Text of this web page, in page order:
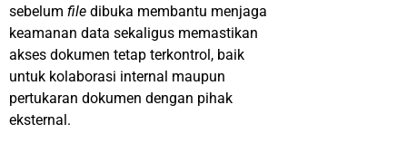
sebelum file dibuka membantu menjaga
keamanan data sekaligus memastikan
akses dokumen tetap terkontrol, baik
untuk kolaborasi internal maupun
pertukaran dokumen dengan pihak
eksternal.